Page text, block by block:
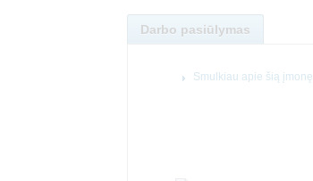
Darbo pasiūlymas
Smulkiau apie šią įmonę